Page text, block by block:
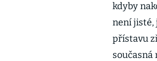
kdyby
není jisté,
přístavu
současná